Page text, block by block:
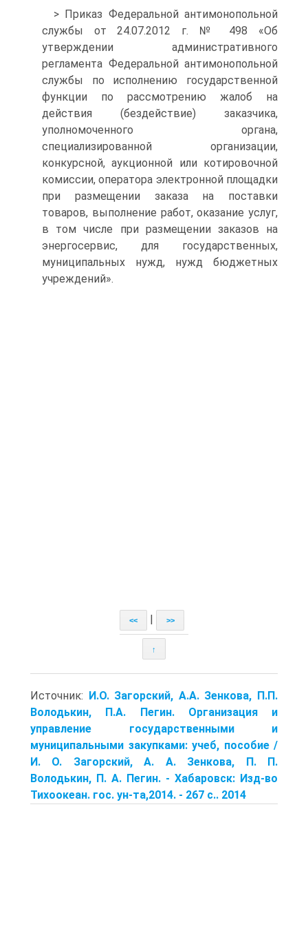
> Приказ Федеральной антимонопольной
службы от 24.07.2012 г. № 498 «Об
утверждении административного
регламента Федеральной антимонопольной
службы по исполнению государственной
функции по рассмотрению жалоб на
действия (бездействие) заказчика,
уполномоченного органа,
специализированной организации,
конкурсной, аукционной или котировочной
комиссии, оператора электронной площадки
при размещении заказа на поставки
товаров, выполнение работ, оказание услуг,
в том числе при размещении заказов на
энергосервис, для государственных,
муниципальных нужд, нужд бюджетных
учреждений».
<< >>
↑
Источник: И.О. Загорский, А.А. Зенкова, П.П.
Володькин, П.А. Пегин. Организация и
управление государственными и
муниципальными закупками: учеб, пособие /
И. О. Загорский, А. А. Зенкова, П. П.
Володькин, П. А. Пегин. - Хабаровск: Изд-во
Тихоокеан. гос. ун-та,2014. - 267 с.. 2014